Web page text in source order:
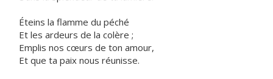
Éteins la flamme du péché
Et les ardeurs de la colère ;
Emplis nos cœurs de ton amour,
Et que ta paix nous réunisse.